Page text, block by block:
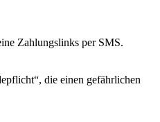
Zahlungslinks per SMS.
die einen gefährlichen